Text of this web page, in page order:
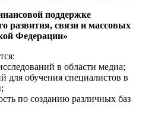
поддержке
развития, связи и массовых
Федерации»
в области медиа;
для обучения специалистов в
по созданию различных баз